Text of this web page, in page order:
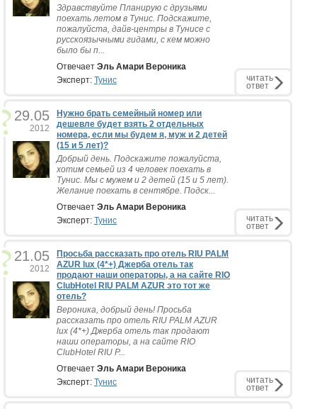
Здравствуйте Планирую с друзьями
поехать летом в Тунис. Подскажите,
пожалуйста, дайв-центры в Тунисе с
русскоязычными гидами, с кем можно
было бы п...
Отвечает Эль Амари Вероника
Эксперт: Тунис читать
ответ
29.05
2012
Нужно брать семейный номер или
дешевле будет взять 2 отдельных
номера, если мы будем я, муж и 2 детей
(15 и 5 лет)?
Добрый день. Подскажите пожалуйста,
хотим семьей из 4 человек поехать в
Тунис. Мы с мужем и 2 детей (15 и 5 лет).
Желание поехать в сентябре. Подск...
Отвечает Эль Амари Вероника
Эксперт: Тунис читать
ответ
21.05
2012
Просьба рассказать про отель RIU PALM
AZUR lux (4*+) Джерба отель так
продают наши операторы, а на сайте RIO
ClubHotel RIU PALM AZUR это тот же
отель?
Вероника, добрый день! Просьба
рассказать про отель RIU PALM AZUR
lux (4*+) Джерба отель так продают
наши операторы, а на сайте RIO
ClubHotel RIU P...
Отвечает Эль Амари Вероника
Эксперт: Тунис читать
ответ